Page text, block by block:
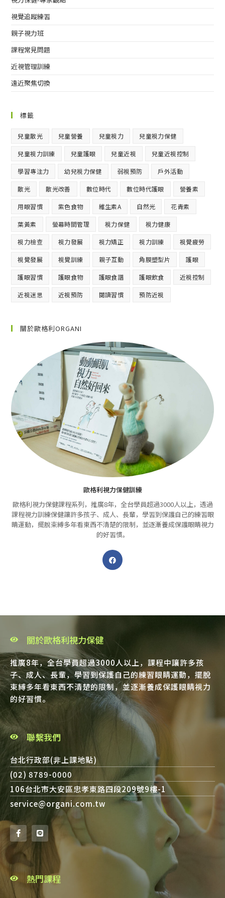
視覺追蹤練習
親子視力班
課程常見問題
近視管理訓練
遠近聚焦切換
標籤
兒童散光 兒童營養 兒童視力 兒童視力保健
兒童視力訓練 兒童護眼 兒童近視 兒童近視控制
學習專注力 幼兒視力保健 弱視預防 戶外活動
散光 散光改善 數位時代 數位時代護眼 營養素
用眼習慣 紫色食物 維生素A 自然光 花青素
葉黃素 螢幕時間管理 視力保健 視力健康
視力檢查 視力發展 視力矯正 視力訓練 視覺疲勞
視覺發展 視覺訓練 親子互動 角膜塑型片 護眼
護眼習慣 護眼食物 護眼食譜 護眼飲食 近視控制
近視迷思 近視預防 閱讀習慣 預防近視
關於歐格利ORGANI
歐格利視力保健訓練
歐格利視力保健課程系列，推廣8年，全台學員超過3000人以上，透過
課程視力訓練保健讓許多孩子、成人、長輩，學習到保護自己的練習眼
睛運動，擺脫束縛多年看東西不清楚的限制，並逐漸養成保護眼睛視力
的好習慣。
關於歐格利視力保健
推廣8年，全台學員超過3000人以上，課程中讓許多孩
子、成人、長輩，學習到保護自己的練習眼睛運動，擺脫
束縛多年看東西不清楚的限制，並逐漸養成保護眼睛視力
的好習慣。
聯繫我們
台北行政部(非上課地點)
(02) 8789-0000
106台北市大安區忠孝東路四段209號9樓-1
service@organi.com.tw
熱門課程